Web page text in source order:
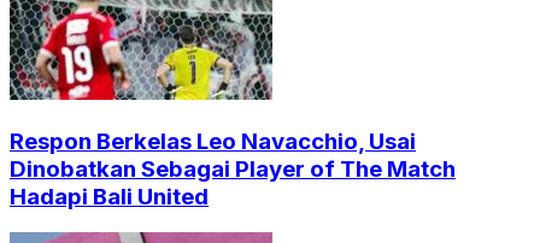
Respon Berkelas Leo Navacchio, Usai
Dinobatkan Sebagai Player of The Match
Hadapi Bali United